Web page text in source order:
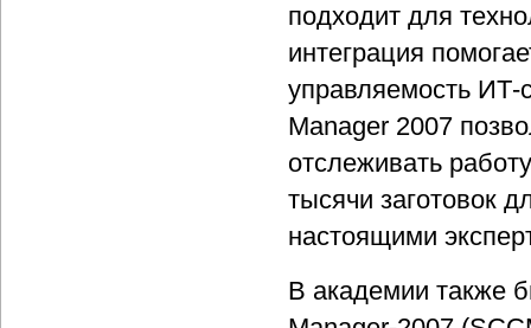
подходит для
интеграция
управляемость ИТ-
Manager 2007
отслеживать
тысячи заготовок
настоящими
В академии также